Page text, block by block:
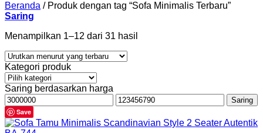
Beranda /Produk dengan tag “Sofa Minimalis Terbaru”
Saring
Menampilkan 1–12 dari 31 hasil
Kategori produk
Saring berdasarkan harga
Harga
terendah
Harga
tertinggi
Saring
Save